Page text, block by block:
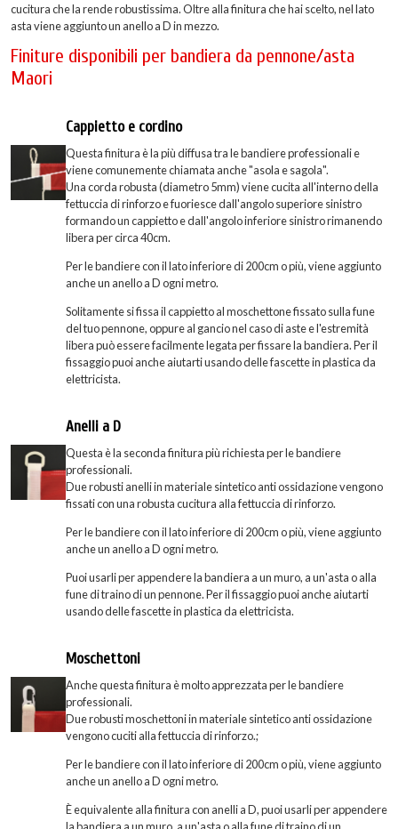
cucitura che la rende robustissima. Oltre alla finitura che hai scelto, nel lato
asta viene aggiunto un anello a D in mezzo.
Finiture disponibili per bandiera da pennone/asta
Maori
Cappietto e cordino
Questa finitura è la più diffusa tra le bandiere professionali e
viene comunemente chiamata anche "asola e sagola".
Una corda robusta (diametro 5mm) viene cucita all'interno della
fettuccia di rinforzo e fuoriesce dall'angolo superiore sinistro
formando un cappietto e dall'angolo inferiore sinistro rimanendo
libera per circa 40cm.
Per le bandiere con il lato inferiore di 200cm o più, viene aggiunto
anche un anello a D ogni metro.
Solitamente si fissa il cappietto al moschettone fissato sulla fune
del tuo pennone, oppure al gancio nel caso di aste e l'estremità
libera può essere facilmente legata per fissare la bandiera. Per il
fissaggio puoi anche aiutarti usando delle fascette in plastica da
elettricista.
Anelli a D
Questa è la seconda finitura più richiesta per le bandiere
professionali.
Due robusti anelli in materiale sintetico anti ossidazione vengono
fissati con una robusta cucitura alla fettuccia di rinforzo.
Per le bandiere con il lato inferiore di 200cm o più, viene aggiunto
anche un anello a D ogni metro.
Puoi usarli per appendere la bandiera a un muro, a un'asta o alla
fune di traino di un pennone. Per il fissaggio puoi anche aiutarti
usando delle fascette in plastica da elettricista.
Moschettoni
Anche questa finitura è molto apprezzata per le bandiere
professionali.
Due robusti moschettoni in materiale sintetico anti ossidazione
vengono cuciti alla fettuccia di rinforzo.;
Per le bandiere con il lato inferiore di 200cm o più, viene aggiunto
anche un anello a D ogni metro.
È equivalente alla finitura con anelli a D, puoi usarli per appendere